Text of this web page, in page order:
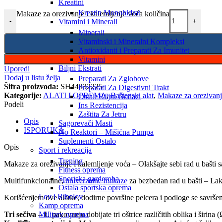
Kreatini
Kreatin Monohidrat
Vitamini i Minerali
Minerali
Vitaminski i Mineralni Kompleksi
Antioxidanti i Preparati Za Imunitet
Vitamini
Biljni Ekstrati
Preparati Za Zglobove
Preparati Za Digestivni Trakt
Ostali Biljni Dodaci
Ins Rezistencija
Zaštita Za Jetru
Sagorevači Masti
No Reaktori – Mišićna Pumpa
Suplementi Ostalo
Sport i rekreacija
Trening
Fitness oprema
Sportska garderoba
Ostala sportska oprema
Lov i Ribolov
Kamp oprema
Military oprema
-
Makaze za orezivanje i kalemljenje voća količina
+
Uporedi
Dodaj u listu želja
Šifra proizvoda: SH44332225
Kategorije: ALATI I OPREMA, Baštenski alat, Makaze za
Podeli
Opis
ISPORUKA
Opis
Makaze za orezivanje i kalemljenje voća – Olakšajte sebi rad u
Multifunkcionalne,univerzalne makaze za bezbedan rad u bašti –
Korišćenjem ove alatke, dodirne površine pelcera i podloge se
Tri sečiva – U pakovanju dobijate tri oštrice različitih oblika i širina